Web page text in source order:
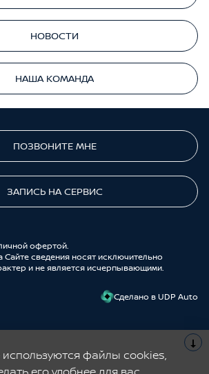
НОВОСТИ
НАША КОМАНДА
ПОЗВОНИТЕ МНЕ
ЗАПИСЬ НА СЕРВИС
офертой.
сведения носят исключительно
и не является исчерпывающими.
Cделано в UDP Auto
дилер Ниссан в Санкт-
файлы cookies,